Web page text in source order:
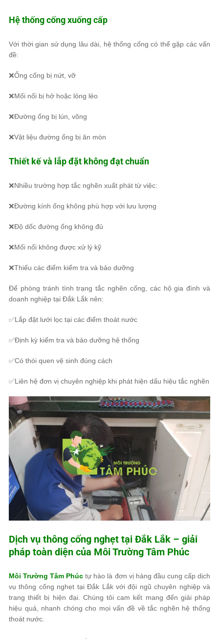
Hệ thống cống xuống cấp
Với thời gian sử dụng lâu dài, hệ thống cống có thể gặp các vấn
đề:
❌Ống cống bị nứt, vỡ
❌Mối nối bị hở hoặc lỏng lẻo
❌Đường ống bị lún, võng
❌Vật liệu đường ống bị ăn mòn
Thiết kế và lắp đặt không đạt chuẩn
❌Nhiều trường hợp tắc nghẽn xuất phát từ việc:
❌Đường kính ống không phù hợp với lưu lượng
❌Độ dốc đường ống không đủ
❌Mối nối không được xử lý kỹ
❌Thiếu các điểm kiểm tra và bảo dưỡng
Để phòng tránh tình trạng tắc nghẽn cống, các hộ gia đình và
doanh nghiệp tại Đắk Lắk nên:
✅Lắp đặt lưới lọc tại các điểm thoát nước
✅Định kỳ kiểm tra và bảo dưỡng hệ thống
✅Có thói quen vệ sinh đúng cách
✅Liên hệ đơn vị chuyên nghiệp khi phát hiện dấu hiệu tắc nghẽn
Dịch vụ thông cống nghẹt tại Đắk Lắk – giải
pháp toàn diện của Môi Trường Tâm Phúc
Môi Trường Tâm Phúc tự hào là đơn vị hàng đầu cung cấp dịch
vụ thông cống nghẹt tại Đắk Lắk với đội ngũ chuyên nghiệp và
trang thiết bị hiện đại. Chúng tôi cam kết mang đến giải pháp
hiệu quả, nhanh chóng cho mọi vấn đề về tắc nghẽn hệ thống
thoát nước.